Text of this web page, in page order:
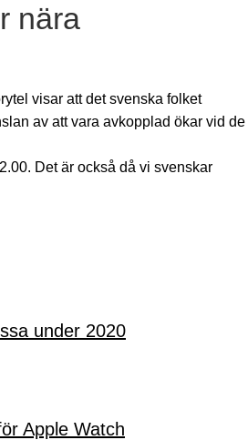
nära
visar att det svenska folket
av att vara avkopplad ökar vid de
Det är också då vi svenskar
under 2020
Apple Watch